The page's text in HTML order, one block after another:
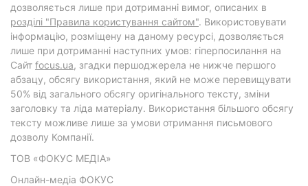
дозволяється лише при дотриманні вимог, описаних в
розділі "Правила користування сайтом". Використовувати
інформацію, розміщену на даному ресурсі, дозволяється
лише при дотриманні наступних умов: гіперпосилання на
Cайт focus.ua, згадки першоджерела не нижче першого
абзацу, обсягу використання, який не може перевищувати
50% від загального обсягу оригінального тексту, зміни
заголовку та ліда матеріалу. Використання більшого обсягу
тексту можливе лише за умови отримання письмового
дозволу Компанії.
ТОВ «ФОКУС МЕДІА»
Онлайн-медіа ФОКУС